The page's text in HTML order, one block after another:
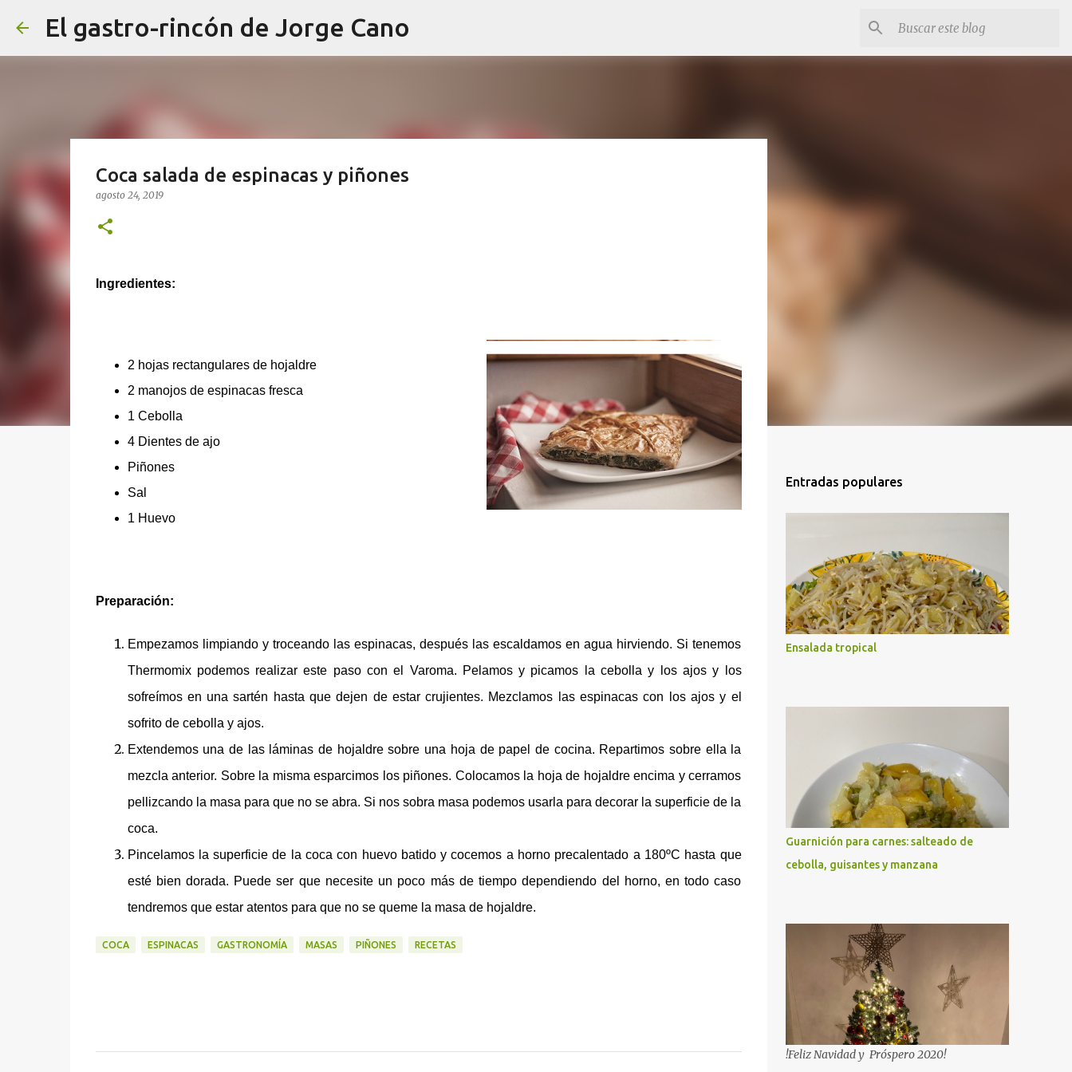
El gastro-rincón de Jorge Cano
Coca salada de espinacas y piñones
agosto 24, 2019
Ingredientes:
2 hojas rectangulares de hojaldre
2 manojos de espinacas fresca
1 Cebolla
4 Dientes de ajo
Piñones
Sal
1 Huevo
Preparación:
Empezamos limpiando y troceando las espinacas, después las escaldamos en agua hirviendo. Si tenemos
Thermomix podemos realizar este paso con el Varoma. Pelamos y picamos la cebolla y los ajos y los
sofreímos en una sartén hasta que dejen de estar crujientes. Mezclamos las espinacas con los ajos y el
sofrito de cebolla y ajos.
Extendemos una de las láminas de hojaldre sobre una hoja de papel de cocina. Repartimos sobre ella la
mezcla anterior. Sobre la misma esparcimos los piñones. Colocamos la hoja de hojaldre encima y cerramos
pellizcando la masa para que no se abra. Si nos sobra masa podemos usarla para decorar la superficie de la
coca.
Pincelamos la superficie de la coca con huevo batido y cocemos a horno precalentado a 180ºC hasta que
esté bien dorada. Puede ser que necesite un poco más de tiempo dependiendo del horno, en todo caso
tendremos que estar atentos para que no se queme la masa de hojaldre.
COCA ESPINACAS GASTRONOMÍA MASAS PIÑONES RECETAS
Entradas populares
Ensalada tropical
Guarnición para carnes: salteado de
cebolla, guisantes y manzana
!Feliz Navidad y Próspero 2020!